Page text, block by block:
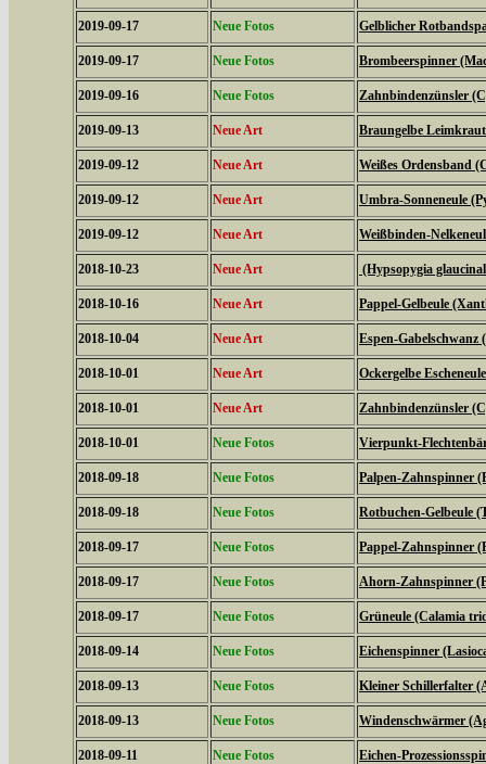
2019-09-17 Neue Fotos Gelblicher
2019-09-17 Neue Fotos Brombeerspinner
2019-09-16 Neue Fotos Zahnbindenzünsler
2019-09-13 Neue Art Braungelbe
2019-09-12 Neue Art Weißes Ordensband
2019-09-12 Neue Art Umbra-Sonneneule
2019-09-12 Neue Art Weißbinden-
2018-10-23 Neue Art (Hypsopygia
2018-10-16 Neue Art Pappel-Gelbeule
2018-10-04 Neue Art Espen-Gabelschwanz
2018-10-01 Neue Art Ockergelbe
2018-10-01 Neue Art Zahnbindenzünsler
2018-10-01 Neue Fotos Vierpunkt-
2018-09-18 Neue Fotos Palpen-Zahnspinner
2018-09-18 Neue Fotos Rotbuchen-Gelbeule
2018-09-17 Neue Fotos Pappel-Zahnspinner
2018-09-17 Neue Fotos Ahorn-Zahnspinner
2018-09-17 Neue Fotos Grüneule (Calamia
2018-09-14 Neue Fotos Eichenspinner
2018-09-13 Neue Fotos Kleiner Schillerfalter
2018-09-13 Neue Fotos Windenschwärmer
2018-09-11 Neue Fotos Eichen-